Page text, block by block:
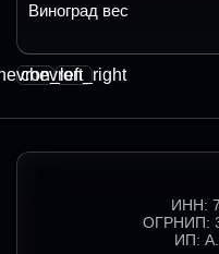
Виноград вес
chevron_right
ИНН:
ОГРНИП:
ИП: